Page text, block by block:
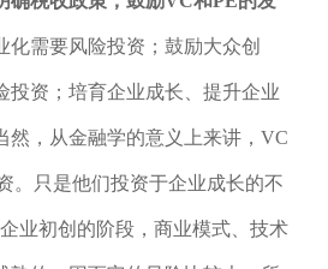
化需要风险投资；鼓励大众创
投资；培育企业成长、提升企业
然，从金融学的意义上来讲，VC
。只是他们投资于企业成长的不
业初创的阶段，商业模式、技术